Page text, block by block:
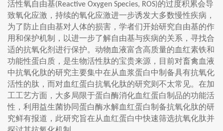
活性氧自由基(Reactive Oxygen Species, ROS)的过度积累会导
致氧化应激，持续的氧化应激进一步诱发大多数慢性疾病，
为了防止自由基对人体的损害，学者们开始研究自由基的作
用和保护机制，以进一步了解自由基与疾病的关系，寻找合
适的抗氧化剂进行保护。动物血液富含高质量的血红素铁和
功能性蛋白质，是生物活性肽的宝贵来源，目前对畜禽血液
中抗氧化肽的研究主要集中在从血浆蛋白中制备具有抗氧化
活性的肽，而对血红蛋白抗氧化肽的研究则不太常见。在加
工工艺方面，大多局限于蛋白酶消化血红蛋白制品的功能活
性，利用益生菌协同蛋白酶水解血红蛋白制备抗氧化肽的研
究鲜有报道，此研究旨在从血红蛋白中快速筛选抗氧化肽并